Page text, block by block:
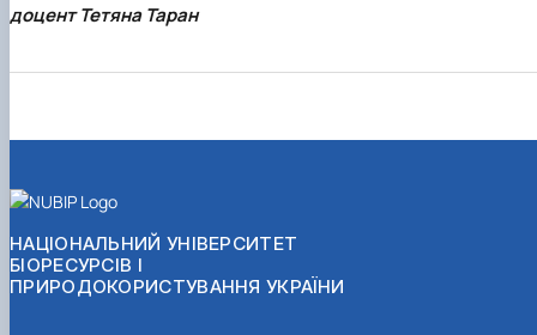
доцент Тетяна Таран
НАЦІОНАЛЬНИЙ УНІВЕРСИТЕТ
БІОРЕСУРСІВ І
ПРИРОДОКОРИСТУВАННЯ УКРАЇНИ